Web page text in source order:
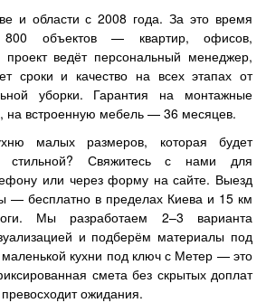
и области с 2008 года. За это время
объектов — квартир, офисов,
ведёт персональный менеджер,
сроки и качество на всех этапах от
уборки. Гарантия на монтажные
встроенную мебель — 36 месяцев.
малых размеров, которая будет
стильной? Свяжитесь с нами для
или через форму на сайте. Выезд
— бесплатно в пределах Киева и 15 км
Мы разработаем 2–3 варианта
и подберём материалы под
кухни под ключ с Метер — это
смета без скрытых доплат
ожидания.